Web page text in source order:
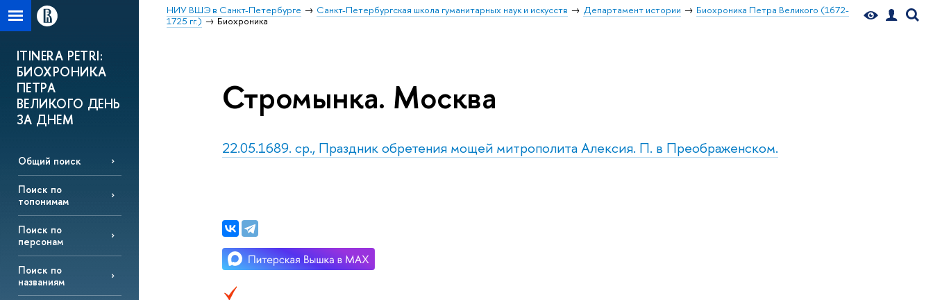
НИУ ВШЭ в Санкт-Петербурге Санкт-Петербургская школа гуманитарных наук и искусств Департамент истории
Биохроника Петра Великого (1672-
1725 гг.)
Биохроника
ITINERA PETRI:
БИОХРОНИКА
ПЕТРА
ВЕЛИКОГО ДЕНЬ
ЗА ДНЕМ
Общий поиск
Поиск по
топонимам
Поиск по
персонам
Поиск по
названиям
Стромынка. Москва
22.05.1689. ср., Праздник обретения мощей митрополита Алексия. П. в Преображенском.